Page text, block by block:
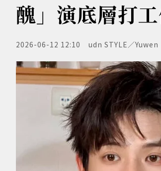
醜」演底層打
2026-06-12 12:10 udn STYLE／Yuwen